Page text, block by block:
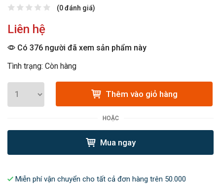
(0 đánh giá)
Liên hệ
Có 376 người đã xem sản phẩm này
Tình trạng: Còn hàng
Thêm vào giỏ hàng
HOẶC
Mua ngay
Miễn phí vận chuyển cho tất cả đơn hàng trên 50.000